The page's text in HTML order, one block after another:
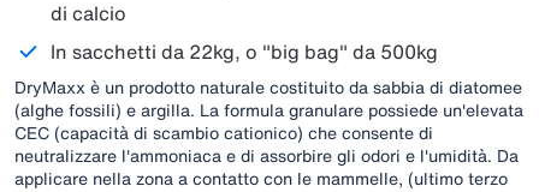
di calcio
In sacchetti da 22kg, o "big bag" da 500kg
DryMaxx è un prodotto naturale costituito da sabbia di diatomee
(alghe fossili) e argilla. La formula granulare possiede un'elevata
CEC (capacità di scambio cationico) che consente di
neutralizzare l'ammoniaca e di assorbire gli odori e l'umidità. Da
applicare nella zona a contatto con le mammelle, (ultimo terzo